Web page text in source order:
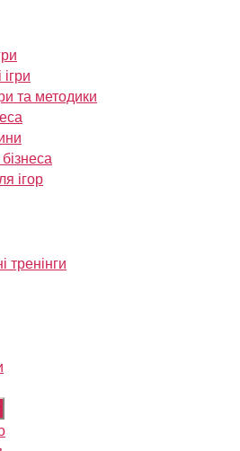
та методики
ігор
тренінги